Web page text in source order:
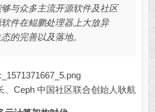
与众多主流开源软件及社区
件在鲲鹏处理器上大放异
的完善以及落地。
、Ceph 中国社区联合创始人耿航